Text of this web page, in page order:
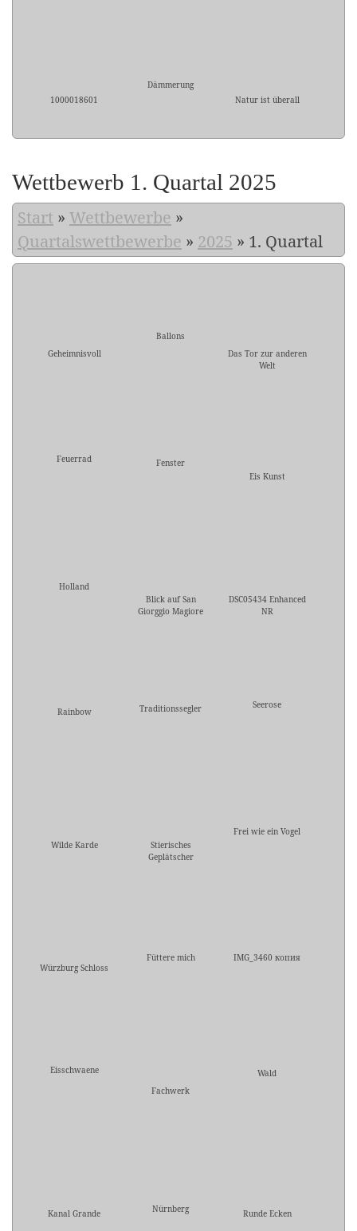
1000018601
Dämmerung
Natur ist überall
Wettbewerb 1. Quartal 2025
Start » Wettbewerbe »
Quartalswettbewerbe » 2025 » 1. Quartal
Geheimnisvoll
Ballons
Das Tor zur anderen
Welt
Feuerrad
Fenster
Eis Kunst
Holland
Blick auf San
Giorggio Magiore
DSC05434 Enhanced
NR
Rainbow Traditionssegler Seerose
Wilde Karde
Stierisches
Geplätscher
Frei wie ein Vogel
Würzburg Schloss
Füttere mich IMG_3460 копия
Eisschwaene
Fachwerk
Wald
Kanal Grande Nürnberg Runde Ecken